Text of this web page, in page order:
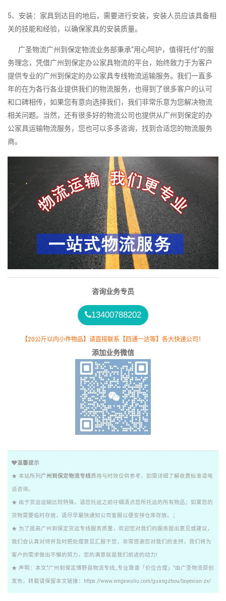
5、安装：家具到达目的地后，需要进行安装，安装人员应该具备相
关的技能和经验，以确保家具的安装质量。
广圣物流广州到保定物流业务部秉承“用心呵护，值得托付”的服
务理念，凭借广州到保定办公家具物流的平台，始终致力于为客户
提供专业的广州到保定的办公家具专线物流运输服务。我们一直多
年的在为各行各业提供我们的物流服务，也得到了很多客户的认可
和口碑相传，如果您有意向选择我们，我们非常乐意为您解决物流
相关问题。当然，还有很多好的物流公司也提供从广州到保定的办
公家具运输物流服务，您也可以多多咨询，找到合适您的物流服务
商。
咨询业务专员
13400788202
【20公斤以内小件物品】请直接联系【四通一达等】各大快递公司！
添加业务微信
温馨提示
★ 本站所列 广州到保定物流专线费用与时效仅供参考，如需详细了解收费标准请电
话咨询。
★ 由于货运运输比较特殊，请您托运之前仔细清点您所托运的所有物品；如果您的
货物需要临时存放，请尽早最快通知公司客服以便安排仓库存放。；
★ 为了提高广州到保定货运专线服务质量，欢迎您对我们的服务提出意见或建议，
我们会认真对待并及时把处理意见汇报于您，非常感谢您对我们的支持，我们将为
客户的需求做出不懈的努力，您的满意就是我们前进的动力!
★ 声明：本文"广州到保定博野县物流专线_专业靠谱「价位合理」"由广圣物流原创
发布，转载请保留本文链接：https://www.xmgswuliu.com/guangzhou/boyexian-zx/